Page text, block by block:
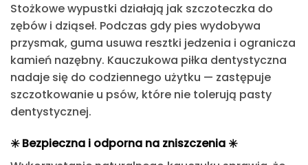
Stożkowe wypustki działają jak szczoteczka do
zębów i dziąseł. Podczas gdy pies wydobywa
przysmak, guma usuwa resztki jedzenia i ogranicza
kamień nazębny. Kauczukowa piłka dentystyczna
nadaje się do codziennego użytku — zastępuje
szczotkowanie u psów, które nie tolerują pasty
dentystycznej.
✳️Bezpieczna i odporna na zniszczenia ✳️